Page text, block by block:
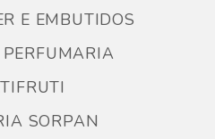
E EMBUTIDOS
SORPAN